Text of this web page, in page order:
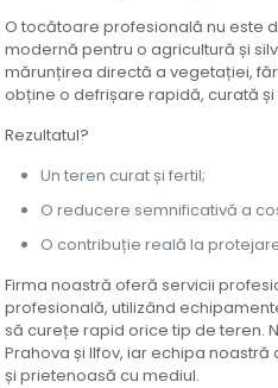
O tocătoare profesională nu este
modernă pentru o agricultură și
mărunțirea directă a vegetației,
obține o defrișare rapidă, curată
Rezultatul?
Un teren curat și fertil;
O reducere semnificativă a
O contribuție reală la
Firma noastră oferă servicii
profesională, utilizând
să curețe rapid orice tip de teren.
Prahova și Ilfov, iar echipa
și prietenoasă cu mediul.